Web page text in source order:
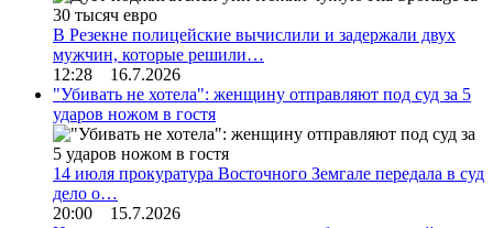
В Резекне полицейские вычислили и задержали двух
мужчин, которые решили…
12:28 16.7.2026
"Убивать не хотела": женщину отправляют под суд за 5
ударов ножом в гостя
14 июля прокуратура Восточного Земгале передала в суд
дело о…
20:00 15.7.2026